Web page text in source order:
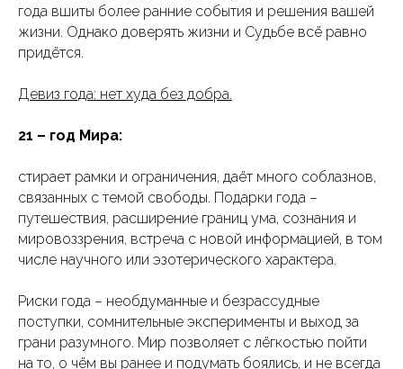
года вшиты более ранние события и решения вашей
жизни. Однако доверять жизни и Судьбе всё равно
придётся.
Девиз года: нет худа без добра.
21 – год Мира:
стирает рамки и ограничения, даёт много соблазнов,
связанных с темой свободы. Подарки года –
путешествия, расширение границ ума, сознания и
мировоззрения, встреча с новой информацией, в том
числе научного или эзотерического характера.
Риски года – необдуманные и безрассудные
поступки, сомнительные эксперименты и выход за
грани разумного. Мир позволяет с лёгкостью пойти
на то, о чём вы ранее и подумать боялись, и не всегда